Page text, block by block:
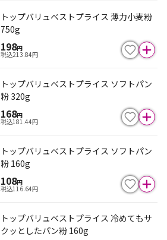
トップバリュベストプライス 薄力小麦粉
750g
198円
税込213.84円
トップバリュベストプライス ソフトパン
粉 320g
168円
税込181.44円
トップバリュベストプライス ソフトパン
粉 160g
108円
税込116.64円
トップバリュベストプライス 冷めてもサ
クッとしたパン粉 160g